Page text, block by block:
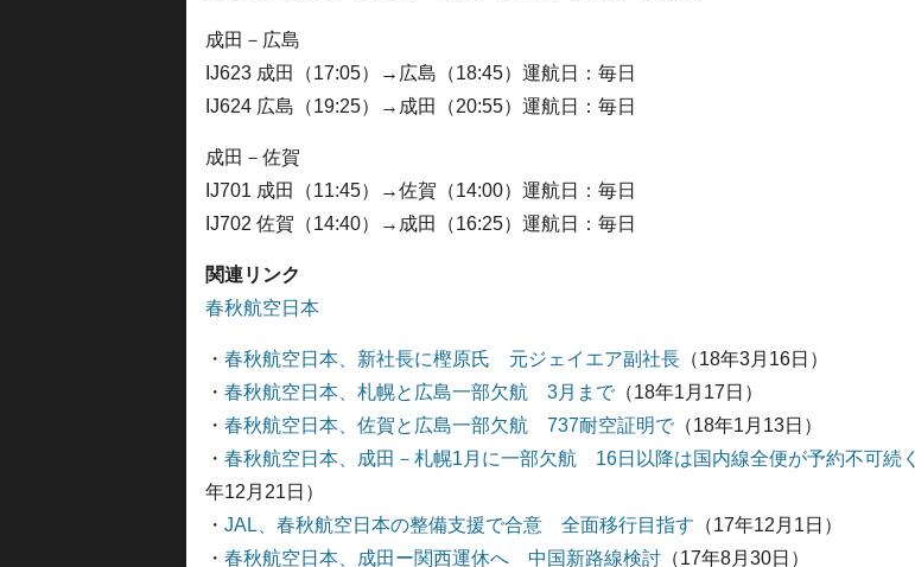
成田－広島
IJ623 成田（17:05）→広島（18:45）運航日：毎日
IJ624 広島（19:25）→成田（20:55）運航日：毎日
成田－佐賀
IJ701 成田（11:45）→佐賀（14:00）運航日：毎日
IJ702 佐賀（14:40）→成田（16:25）運航日：毎日
関連リンク
春秋航空日本
・ 春秋航空日本、新社長に樫原氏 元ジェイエア副社長 （18年3月16日）
・ 春秋航空日本、札幌と広島一部欠航 3月まで（18年1月17日）
・ 春秋航空日本、佐賀と広島一部欠航 737耐空証明で（18年1月13日）
・ 春秋航空日本、成田－札幌1月に一部欠航 16日以降は国内線全便が予約不可続く
年12月21日）
・ JAL、春秋航空日本の整備支援で合意 全面移行目指す （17年12月1日）
・ 春秋航空日本、成田ー関西運休へ 中国新路線検討 （17年8月30日）